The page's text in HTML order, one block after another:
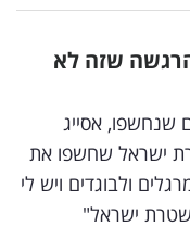
שזה לא
אסייג
ללהב 433, במשטרת ישראל שחשפו את
ולבוגדים ויש לי
ישראל"